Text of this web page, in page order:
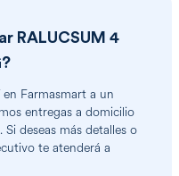
RALUCSUM 4
?
en Farmasmart a un
entregas a domicilio
deseas más detalles o
te atenderá a